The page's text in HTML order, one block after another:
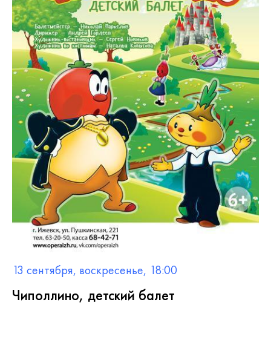
13 сентября, воскресенье, 18:00
Чиполлино, детский балет